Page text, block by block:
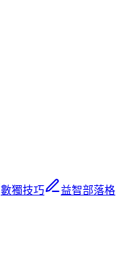
數獨技巧
益智部落格